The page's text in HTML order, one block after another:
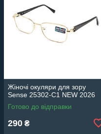
Жіночі окуляри для зору
Sense 25302-C1 NEW 2026
Готово до відправки
290 ₴